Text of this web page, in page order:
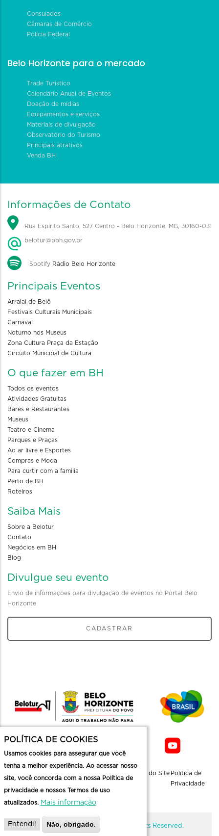
Consulados
Câmaras de Comércio
Polícia Federal
Belo Horizonte para o mercado
Trade Turístico
Calendário Anual de Eventos
Doação de mídias
Equipamentos e serviços
Materiais de divulgação
Observatório do Turismo
Principais atrativos
Venda BH
Informações de Contato
Rua Espírito Santo, 527 Centro - Belo Horizonte, MG, 30160-031
belotur@pbh.gov.br
Spotify Rádio Belo Horizonte
Principais Eventos
Arraial de Belô
Festivais Culturais Municipais
Carnaval
Noturno nos Museus
Zona Cultura Praça da Estação
Circuito Municipal de Cultura
O que fazer em BH
Todos os eventos
Atividades Gratuitas
Bares e Restaurantes
Museus
Teatro e Cinema
Parques e Praças
Ao ar livre e Esportes
Compras e Moda
Para curtir com a familia
Perto de BH
Roteiros
Saiba Mais
Sobre a Belotur
Contato
Negócios em BH
Blog
Divulgue seu evento
Envio de informações para divulgação de eventos no Portal Belo
Horizonte
CADASTRAR
Mapa do Site Politica de
Privacidade
@ Copyright Belotur 2026. All Rights Reserved.
POLÍTICA DE COOKIES
Usamos cookies para assegurar que você
tenha a melhor experiência. Ao acessar nosso
site, você concorda com a nossa Política de
privacidade e nossos Termos de uso
atualizados. Mais informação
Entendi! Não, obrigado.